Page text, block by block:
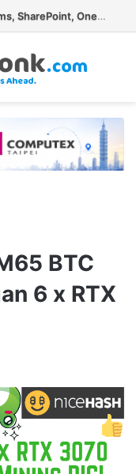
Uni Eropa Denda Google Rp16 Triliun Terkait Search dan Play Store
BTC
6 x RTX